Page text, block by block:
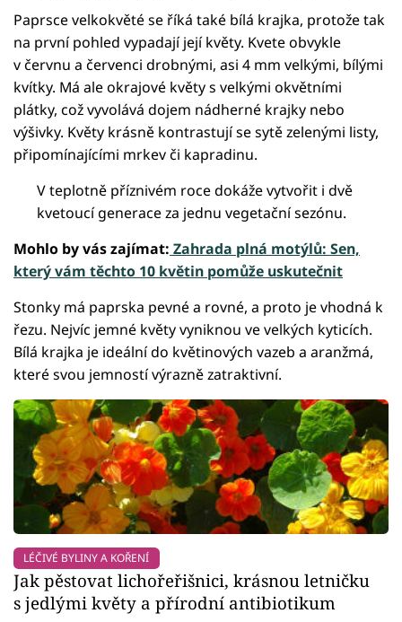
Paprsce velkokvěté se říká také bílá krajka, protože tak
na první pohled vypadají její květy. Kvete obvykle
v červnu a červenci drobnými, asi 4 mm velkými, bílými
kvítky. Má ale okrajové květy s velkými okvětními
plátky, což vyvolává dojem nádherné krajky nebo
výšivky. Květy krásně kontrastují se sytě zelenými listy,
připomínajícími mrkev či kapradinu.
V teplotně příznivém roce dokáže vytvořit i dvě
kvetoucí generace za jednu vegetační sezónu.
Mohlo by vás zajímat: Zahrada plná motýlů: Sen,
který vám těchto 10 květin pomůže uskutečnit
Stonky má paprska pevné a rovné, a proto je vhodná k
řezu. Nejvíc jemné květy vyniknou ve velkých kyticích.
Bílá krajka je ideální do květinových vazeb a aranžmá,
které svou jemností výrazně zatraktivní.
LÉČIVÉ BYLINY A KOŘENÍ
Jak pěstovat lichořeřišnici, krásnou letničku
s jedlými květy a přírodní antibiotikum